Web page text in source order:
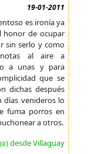
19-01-2011
es ironía ya
honor de ocupar
sin serlo y como
notas al aire a
a unas y para
que se
dichas después
días venideros lo
fuma porros en
a otros.
desde Villaguay